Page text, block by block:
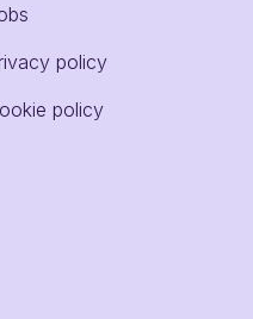
policy
policy